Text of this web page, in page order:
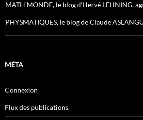
MATH'MONDE, le blog d'Hervé LEHNING,
PHYSMATIQUES, le blog de Claude
MÉTA
Connexion
Flux des publications